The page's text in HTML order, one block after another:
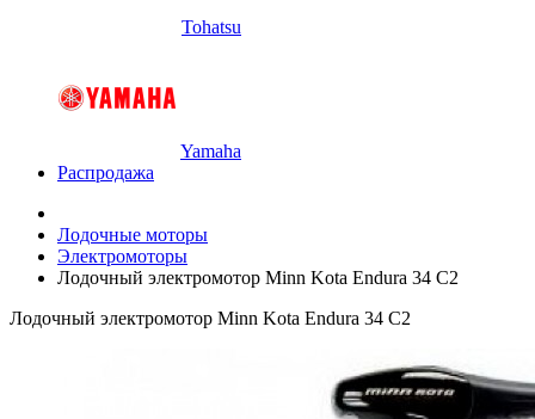
Tohatsu
Yamaha
Распродажа
Лодочные моторы
Электромоторы
Лодочный электромотор Minn Kota Endura 34 C2
Лодочный электромотор Minn Kota Endura 34 C2